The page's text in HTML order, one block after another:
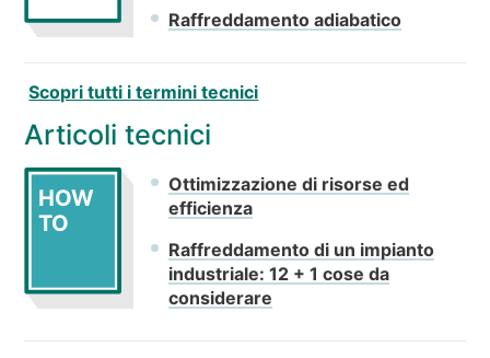
Raffreddamento adiabatico
Scopri tutti i termini tecnici
Articoli tecnici
HOW
TO
Ottimizzazione di risorse ed
efficienza
Raffreddamento di un impianto
industriale: 12 + 1 cose da
considerare